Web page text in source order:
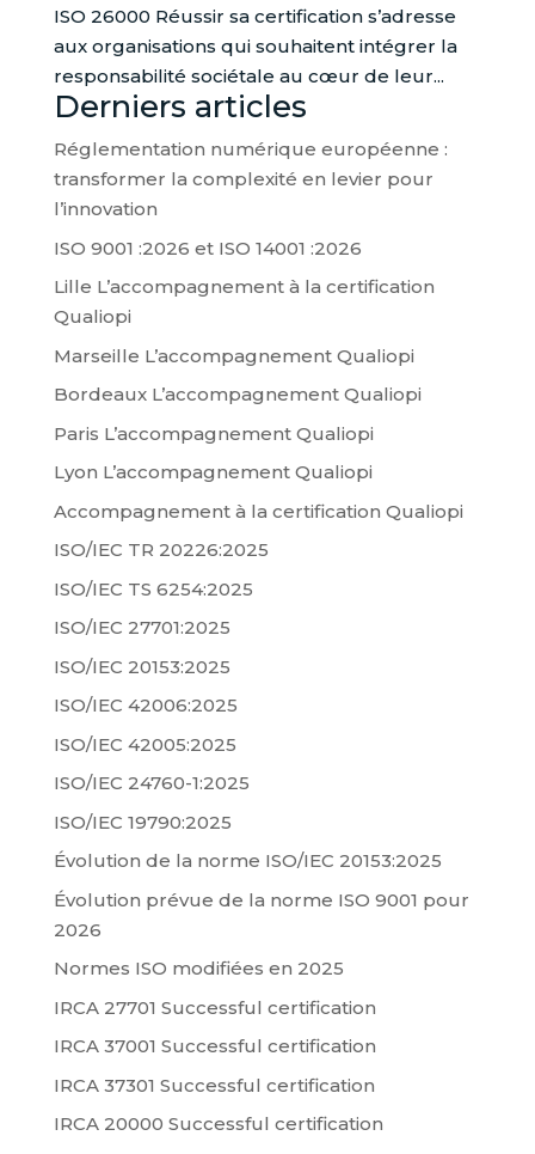
ISO 26000 Réussir sa certification s’adresse
aux organisations qui souhaitent intégrer la
responsabilité sociétale au cœur de leur...
Derniers articles
Réglementation numérique européenne :
transformer la complexité en levier pour
l’innovation
ISO 9001 :2026 et ISO 14001 :2026
Lille L’accompagnement à la certification
Qualiopi
Marseille L’accompagnement Qualiopi
Bordeaux L’accompagnement Qualiopi
Paris L’accompagnement Qualiopi
Lyon L’accompagnement Qualiopi
Accompagnement à la certification Qualiopi
ISO/IEC TR 20226:2025
ISO/IEC TS 6254:2025
ISO/IEC 27701:2025
ISO/IEC 20153:2025
ISO/IEC 42006:2025
ISO/IEC 42005:2025
ISO/IEC 24760-1:2025
ISO/IEC 19790:2025
Évolution de la norme ISO/IEC 20153:2025
Évolution prévue de la norme ISO 9001 pour
2026
Normes ISO modifiées en 2025
IRCA 27701 Successful certification
IRCA 37001 Successful certification
IRCA 37301 Successful certification
IRCA 20000 Successful certification